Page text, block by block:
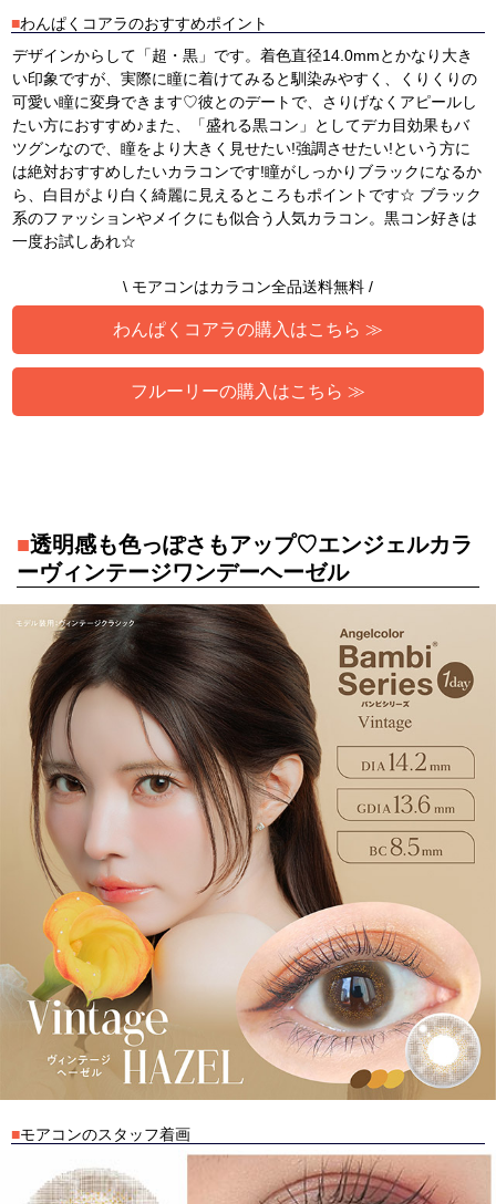
■わんぱくコアラのおすすめポイント
デザインからして「超・黒」です。着色直径14.0mmとかなり大き
い印象ですが、実際に瞳に着けてみると馴染みやすく、くりくりの
可愛い瞳に変身できます♡彼とのデートで、さりげなくアピールし
たい方におすすめ♪また、「盛れる黒コン」としてデカ目効果もバ
ツグンなので、瞳をより大きく見せたい!強調させたい!という方に
は絶対おすすめしたいカラコンです!瞳がしっかりブラックになるか
ら、白目がより白く綺麗に見えるところもポイントです☆ ブラック
系のファッションやメイクにも似合う人気カラコン。黒コン好きは
一度お試しあれ☆
\ モアコンはカラコン全品送料無料 /
わんぱくコアラの購入はこちら ≫
フルーリーの購入はこちら ≫
■透明感も色っぽさもアップ♡エンジェルカラ
ーヴィンテージワンデーヘーゼル
■モアコンのスタッフ着画